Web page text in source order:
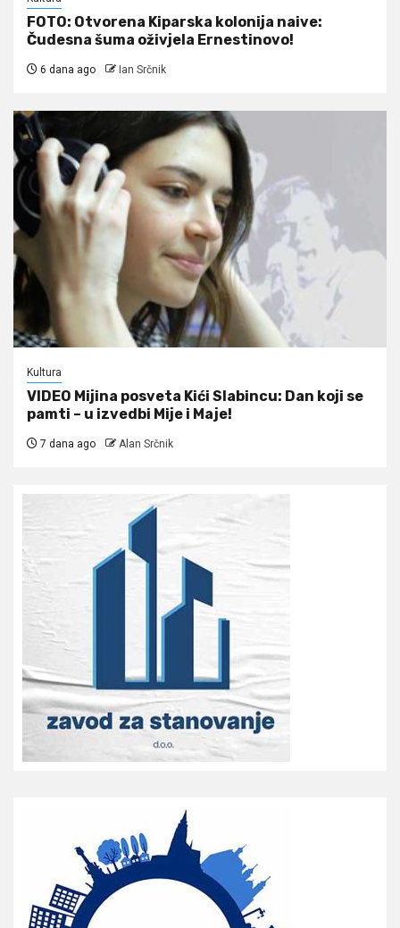
FOTO: Otvorena Kiparska kolonija naive:
Čudesna šuma oživjela Ernestinovo!
6 dana ago Ian Srčnik
Kultura
VIDEO Mijina posveta Kići Slabincu: Dan koji se
pamti – u izvedbi Mije i Maje!
7 dana ago Alan Srčnik